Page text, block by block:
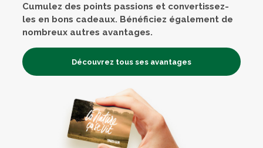
Cumulez des points passions et convertissez-
les en bons cadeaux. Bénéficiez également de
nombreux autres avantages.
Découvrez tous ses avantages